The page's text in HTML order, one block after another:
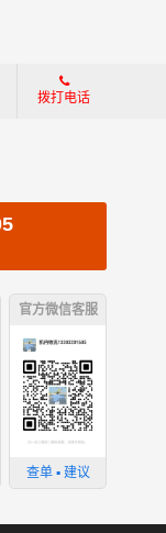
拨打电话
官方微信客服
查单 ▪ 建议